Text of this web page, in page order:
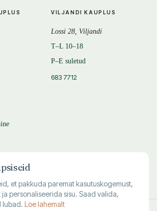
VILJANDI KAUPLUS
Lossi 28, Viljandi
T–L 10–18
P–E suletud
683 7712
et pakkuda paremat kasutuskogemust,
personaliseerida sisu. Saad valida,
lubad. Loe lahemalt